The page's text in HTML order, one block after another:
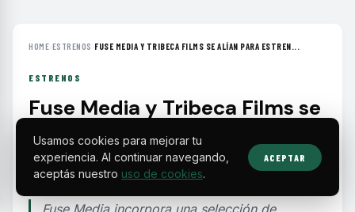
HOME›ESTRENOS ›FUSE MEDIA Y TRIBECA FILMS SE ALÍAN PARA ESTREN...
ESTRENOS
Fuse Media y Tribeca Films se
alían para estrenar cine
independiente en
plataformas digitales
Fuse Media incorpora una selección de
Usamos cookies para mejorar tu
experiencia. Al continuar navegando,
aceptás nuestro uso de cookies.
ACEPTAR